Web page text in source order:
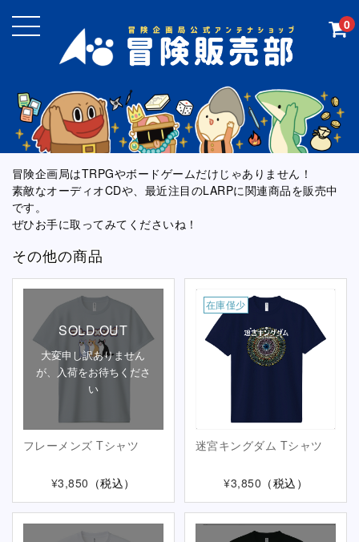
0
冒険企画局はTRPGやボードゲームだけじゃありません！
素敵なオーディオCDや、最近注目のLARPに関連商品を販売中
です。
ぜひお手に取ってみてくださいね！
その他の商品
SOLD OUT
大変申し訳ありません
が、入荷をお待ちくださ
い
フレーメンズ Tシャツ
¥3,850 （税込）
在庫僅少
迷宮キングダム Tシャツ
¥3,850 （税込）